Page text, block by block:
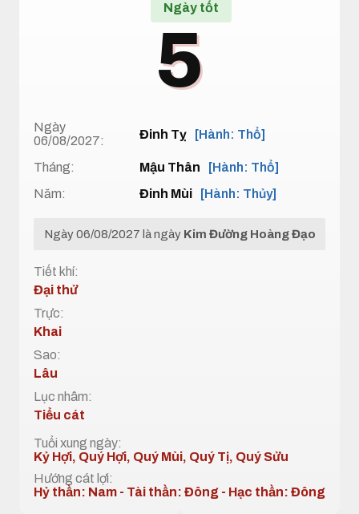
Ngày tốt
5
Ngày
06/08/2027:
Đinh Tỵ [Hành: Thổ]
Tháng: Mậu Thân
[Hành: Thổ]
Năm:
Đinh Mùi [Hành: Thủy]
Ngày 06/08/2027 là ngày Kim Đường Hoàng Đạo
Tiết khí:
Đại thử
Trực:
Khai
Sao:
Lâu
Lục nhâm:
Tiểu cát
Tuổi xung ngày:
Kỷ Hợi, Quý Hợi, Quý Mùi, Quý Tị, Quý Sửu
Hướng cát lợi:
Hỷ thần: Nam - Tài thần: Đông - Hạc thần: Đông